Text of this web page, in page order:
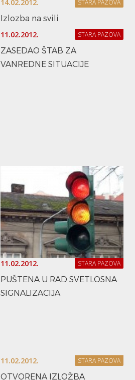
14.02.2012. STARA PAZOVA
Izlozba na svili
11.02.2012. STARA PAZOVA
ZASEDAO ŠTAB ZA
VANREDNE SITUACIJE
11.02.2012. STARA PAZOVA
PUŠTENA U RAD SVETLOSNA
SIGNALIZACIJA
11.02.2012. STARA PAZOVA
OTVORENA IZLOŽBA